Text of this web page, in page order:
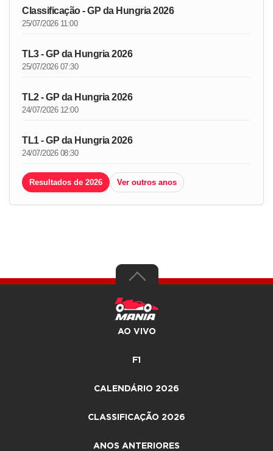
Classificação - GP da Hungria 2026
25/07/2026 11:00
TL3 - GP da Hungria 2026
25/07/2026 07:30
TL2 - GP da Hungria 2026
24/07/2026 12:00
TL1 - GP da Hungria 2026
24/07/2026 08:30
Resultados de 2026 Ver outros anos
AO VIVO
F1
CALENDÁRIO 2026
CLASSIFICAÇÃO 2026
ANOS ANTERIORES